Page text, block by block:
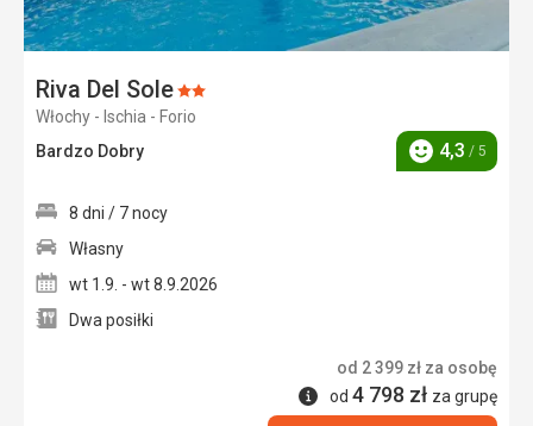
Riva Del SoleOcena:
2/5
Włochy - Ischia - Forio
Bardzo Dobry
Ocena
4,3 / 5
8 dni / 7 nocy
Własny
wt 1.9. - wt 8.9.2026
Dwa posiłki
od 2 399 zł za osobę
Informacje
od 4 798 zł za grupę